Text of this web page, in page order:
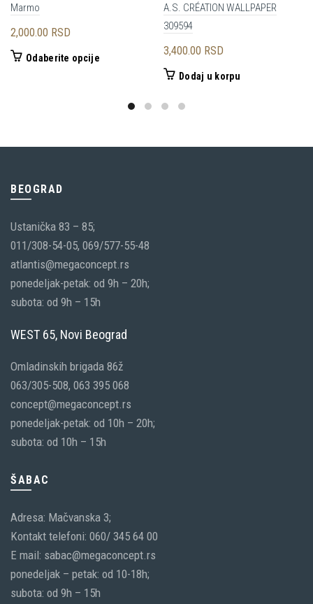
Marmo
2,000.00 RSD
Odaberite opcijeOvaj
Opcije
stranici
proizvoda.
A.S. CRÉATION WALLPAPER
309594
3,400.00 RSD
Dodaj u korpu
BEOGRAD
Ustanička 83 – 85;
011/308-54-05, 069/577-55-48
atlantis@megaconcept.rs
ponedeljak-petak: od 9h – 20h;
subota: od 9h – 15h
WEST 65, Novi Beograd
Omladinskih brigada 86ž
063/305-508, 063 395 068
concept@megaconcept.rs
ponedeljak-petak: od 10h – 20h;
subota: od 10h – 15h
ŠABAC
Adresa: Mačvanska 3;
Kontakt telefoni: 060/ 345 64 00
E mail: sabac@megaconcept.rs
ponedeljak – petak: od 10-18h;
subota: od 9h – 15h